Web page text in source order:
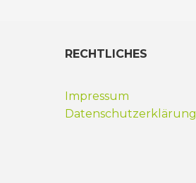
RECHTLICHES
Impressum
Datenschutzerklärung